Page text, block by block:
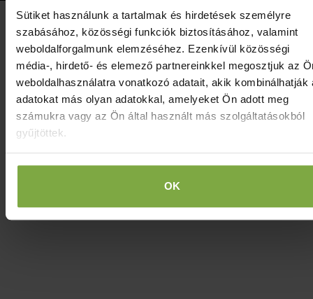
Sütiket használunk a tartalmak és hirdetések személyre
szabásához, közösségi funkciók biztosításához, valamint
weboldalforgalmunk elemzéséhez. Ezenkívül közösségi
média-, hirdető- és elemező partnereinkkel megosztjuk az
weboldalhasználatra vonatkozó adatait, akik kombinálhatják
adatokat más olyan adatokkal, amelyeket Ön adott meg
számukra vagy az Ön által használt más szolgáltatásokból
gyűjtöttek.
OK